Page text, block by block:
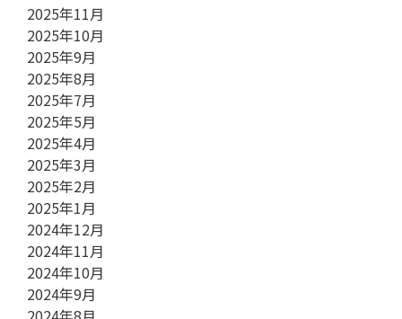
2025年11月
2025年10月
2025年9月
2025年8月
2025年7月
2025年5月
2025年4月
2025年3月
2025年2月
2025年1月
2024年12月
2024年11月
2024年10月
2024年9月